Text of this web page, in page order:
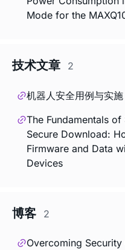
Mode for the
技术文章 2
机器人安全用例与实
The Fundamentals
Secure Download:
Firmware and Data
Devices
博客 2
Overcoming Security